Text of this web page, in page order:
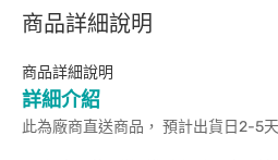
商品詳細說明
商品詳細說明
詳細介紹
此為廠商直送商品， 預計出貨日2-5天